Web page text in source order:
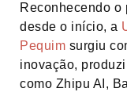
Reconhecendo o
desde o início, a
Pequim surgiu
inovação,
como Zhipu AI,